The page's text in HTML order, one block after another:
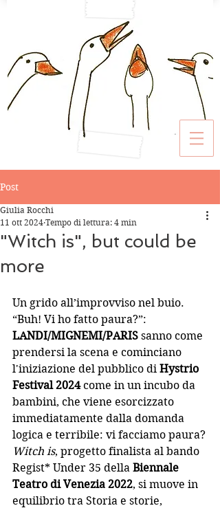
Post
"Witch is", but could be
more
Giulia Rocchi
11 ott 2024 Tempo di lettura: 4 min
Un grido all’improvviso nel buio.
“Buh! Vi ho fatto paura?”:
LANDI/MIGNEMI/PARIS sanno come
prendersi la scena e cominciano
l'iniziazione del pubblico di Hystrio
Festival 2024 come in un incubo da
bambini, che viene esorcizzato
immediatamente dalla domanda
logica e terribile: vi facciamo paura?
Witch is, progetto finalista al bando
Regist* Under 35 della Biennale
Teatro di Venezia 2022, si muove in
equilibrio tra Storia e storie,